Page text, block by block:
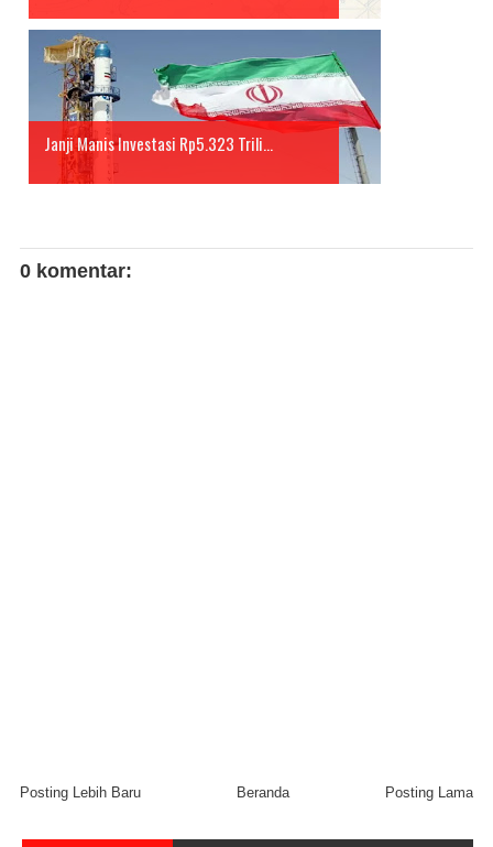
Janji Manis Investasi Rp5.323 Trili...
0 komentar:
Posting Lebih Baru Posting Lama
Beranda